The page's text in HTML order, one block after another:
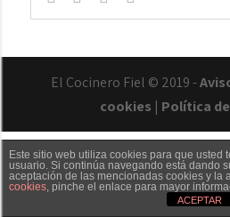
El Cocinero Fiel © 2019 -
cookies | Política
Txaber Allué Redes
Este sitio web utiliza cookies para que usted
usuario. Si continúa navegando está dando
aceptación de las mencionadas cookies y la
cookies, pinche el enlace para mayor
ACEPTAR